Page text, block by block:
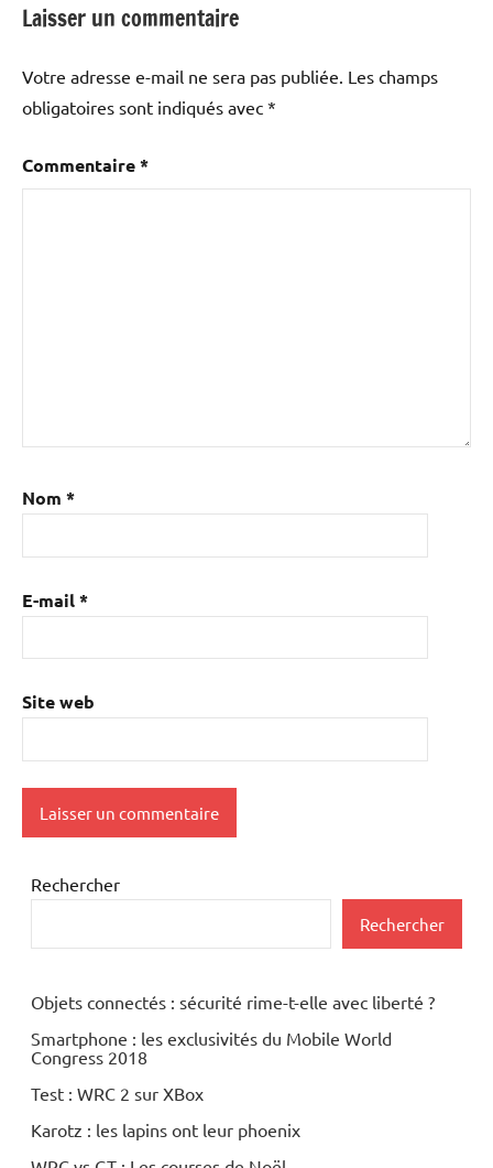
Laisser un commentaire
Votre adresse e-mail ne sera pas publiée. Les champs
obligatoires sont indiqués avec *
Commentaire*
Nom *
E-mail*
Site web
Rechercher
Rechercher
Objets connectés : sécurité rime-t-elle avec liberté ?
Smartphone : les exclusivités du Mobile World
Congress 2018
Test : WRC 2 sur XBox
Karotz : les lapins ont leur phoenix